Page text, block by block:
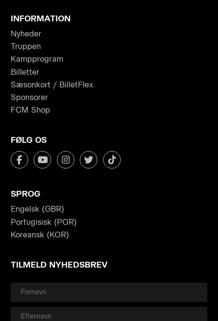
INFORMATION
Nyheder
Truppen
Kampprogram
Billetter
Sæsonkort / BilletFlex
Sponsorer
FCM Shop
FØLG OS
SPROG
Engelsk (GBR)
Portugisisk (POR)
Koreansk (KOR)
TILMELD NYHEDSBREV